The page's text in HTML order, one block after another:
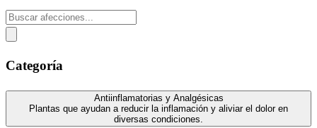
Categoría
Antiinflamatorias y Analgésicas
Plantas que ayudan a reducir la inflamación y aliviar el dolor en
diversas condiciones.